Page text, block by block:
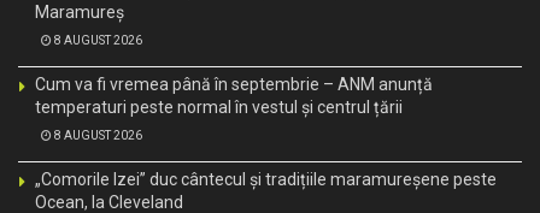
Maramureș
8 AUGUST 2026
Cum va fi vremea până în septembrie – ANM anunță
temperaturi peste normal în vestul și centrul țării
8 AUGUST 2026
„Comorile Izei” duc cântecul și tradițiile maramureșene peste
Ocean, la Cleveland